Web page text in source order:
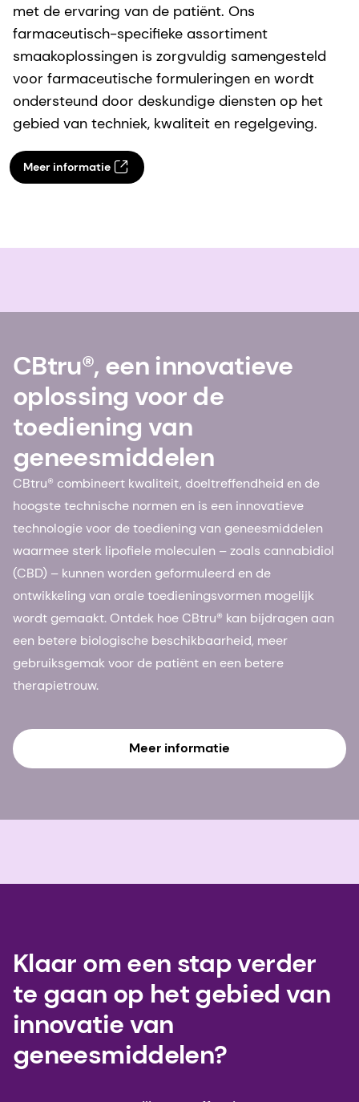
met de ervaring van de patiënt. Ons
farmaceutisch-specifieke assortiment
smaakoplossingen is zorgvuldig samengesteld
voor farmaceutische formuleringen en wordt
ondersteund door deskundige diensten op het
gebied van techniek, kwaliteit en regelgeving.
Meer informatie
CBtru®, een innovatieve
oplossing voor de
toediening van
geneesmiddelen
CBtru® combineert kwaliteit, doeltreffendheid en de
hoogste technische normen en is een innovatieve
technologie voor de toediening van geneesmiddelen
waarmee sterk lipofiele moleculen – zoals cannabidiol
(CBD) – kunnen worden geformuleerd en de
ontwikkeling van orale toedieningsvormen mogelijk
wordt gemaakt. Ontdek hoe CBtru® kan bijdragen aan
een betere biologische beschikbaarheid, meer
gebruiksgemak voor de patiënt en een betere
therapietrouw.
Meer informatie
Klaar om een stap verder
te gaan op het gebied van
innovatie van
geneesmiddelen?